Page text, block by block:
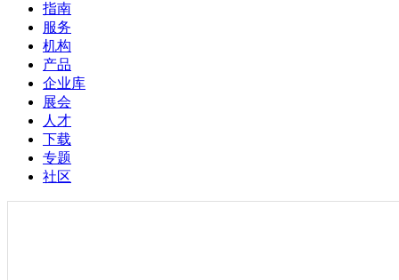
指南
服务
机构
产品
企业库
展会
人才
下载
专题
社区